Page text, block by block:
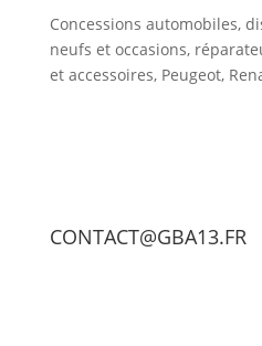
Concessions automobiles,
neufs et occasions,
et accessoires, Peugeot,
CONTACT@GBA13.FR